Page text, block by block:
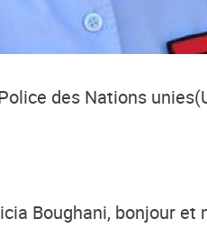
des Nations unies(
Boughani, bonjour et